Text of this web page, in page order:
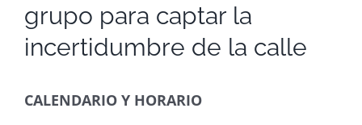
grupo para captar la
incertidumbre de la calle
CALENDARIO Y HORARIO